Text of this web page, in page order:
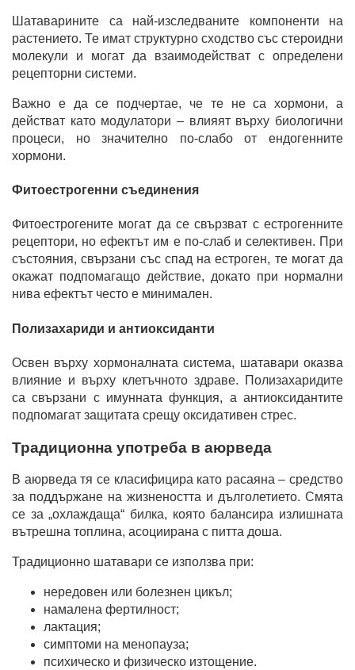
Шатаварините са най-изследваните компоненти на
растението. Те имат структурно сходство със стероидни
молекули и могат да взаимодействат с определени
рецепторни системи.
Важно е да се подчертае, че те не са хормони, а
действат като модулатори – влияят върху биологични
процеси, но значително по-слабо от ендогенните
хормони.
Фитоестрогенни съединения
Фитоестрогените могат да се свързват с естрогенните
рецептори, но ефектът им е по-слаб и селективен. При
състояния, свързани със спад на естроген, те могат да
окажат подпомагащо действие, докато при нормални
нива ефектът често е минимален.
Полизахариди и антиоксиданти
Освен върху хормоналната система, шатавари оказва
влияние и върху клетъчното здраве. Полизахаридите
са свързани с имунната функция, а антиоксидантите
подпомагат защитата срещу оксидативен стрес.
Традиционна употреба в аюрведа
В аюрведа тя се класифицира като расаяна – средство
за поддържане на жизнеността и дълголетието. Смята
се за „охлаждаща“ билка, която балансира излишната
вътрешна топлина, асоциирана с питта доша.
Традиционно шатавари се използва при:
нередовен или болезнен цикъл;
намалена фертилност;
лактация;
симптоми на менопауза;
психическо и физическо изтощение.